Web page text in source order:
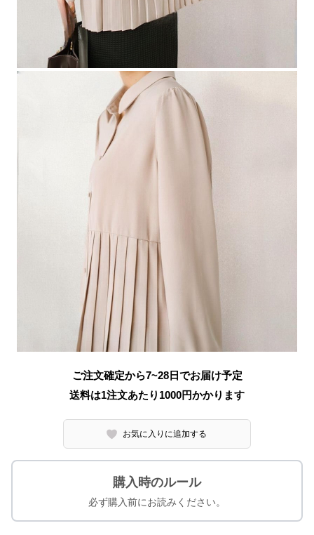
ご注文確定から7~28日でお届け予定
送料は1注文あたり 1000円かかります
お気に入りに追加する
購入時のルール
必ず購入前にお読みください。